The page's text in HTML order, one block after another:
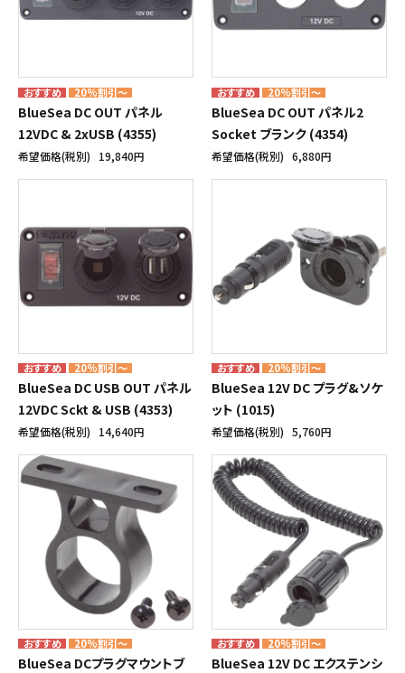
20%割引～
BlueSea DC OUT パネル
12VDC & 2xUSB (4355)
希望価格(税別) 19,840円
20%割引～
BlueSea DC OUT パネル2
Socket ブランク (4354)
希望価格(税別) 6,880円
20%割引～
BlueSea DC USB OUT パネル
12VDC Sckt & USB (4353)
希望価格(税別) 14,640円
20%割引～
BlueSea 12V DC プラグ&ソケ
ット (1015)
希望価格(税別) 5,760円
20%割引～
BlueSea DCプラグマウントブ
20%割引～
BlueSea 12V DC エクステンシ